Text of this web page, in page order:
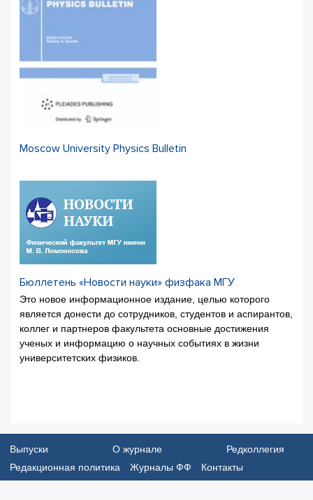
Moscow University Physics Bulletin
Бюллетень «Новости науки» физфака МГУ
Это новое информационное издание, целью которого
является донести до сотрудников, студентов и аспирантов,
коллег и партнеров факультета основные достижения
ученых и информацию о научных событиях в жизни
университетских физиков.
Выпуски О журнале
Редколлегия
Редакционная политика
Журналы ФФ Контакты